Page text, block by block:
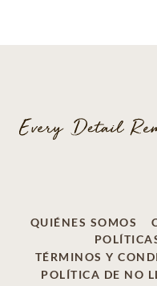
QUIÉNES SOMOS
TÉRMINOS Y
POLÍTICA DE NO